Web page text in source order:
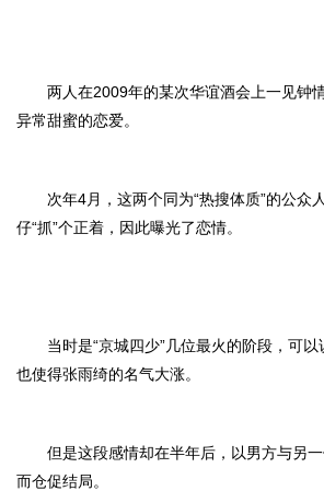
两人在2009年的某次华谊酒会上一见钟
异常甜蜜的恋爱。
次年4月，这两个同为“热搜体质”的公众
仔“抓”个正着，因此曝光了恋情。
当时是“京城四少”几位最火的阶段，可以
也使得张雨绮的名气大涨。
但是这段感情却在半年后，以男方与另
而仓促结局。